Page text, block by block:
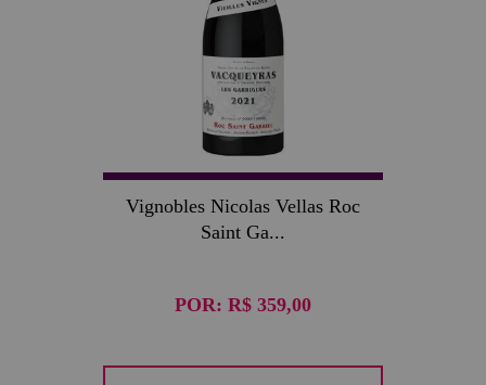
Vignobles Nicolas Vellas Roc
Saint Ga...
POR: R$ 359,00